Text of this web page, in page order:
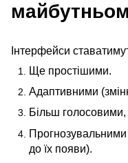
Інтерфейси
Ще простішими.
Адаптивними
Більш
до їх появи).